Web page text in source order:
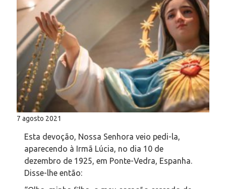
7 agosto 2021
Esta devoção, Nossa Senhora veio pedi-la,
aparecendo à Irmã Lúcia, no dia 10 de
dezembro de 1925, em Ponte-Vedra, Espanha.
Disse-lhe então: